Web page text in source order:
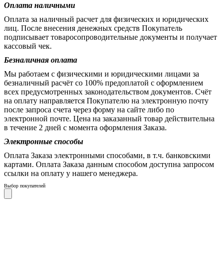
Оплата наличными
Оплата за наличный расчет для физических и юридических
лиц. После внесения денежных средств Покупатель
подписывает товаросопроводительные документы и получает
кассовый чек.
Безналичная оплата
Мы работаем с физическими и юридическими лицами за
безналичный расчёт со 100% предоплатой с оформлением
всех предусмотренных законодательством документов. Счёт
на оплату направляется Покупателю на электронную почту
после запроса счета через форму на сайте либо по
электронной почте. Цена на заказанный товар действительна
в течение 2 дней с момента оформления Заказа.
Электронные способы
Оплата Заказа электронными способами, в т.ч. банковскими
картами. Оплата Заказа данным способом доступна запросом
ссылки на оплату у нашего менеджера.
Выбор покупателей